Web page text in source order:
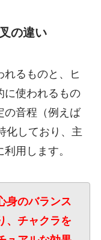
の違い
るものと、ヒ
に使われるもの
の音程（例えば
化しており、主
用します。
身のバランス
、チャクラを